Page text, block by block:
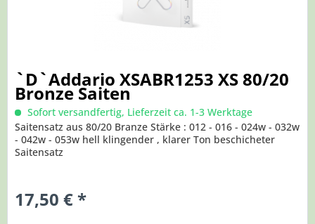
`D`Addario XSABR1253 XS 80/20
Bronze Saiten
Sofort versandfertig, Lieferzeit ca. 1-3 Werktage
Saitensatz aus 80/20 Branze Stärke : 012 - 016 - 024w - 032w
- 042w - 053w hell klingender , klarer Ton beschicheter
Saitensatz
17,50 € *